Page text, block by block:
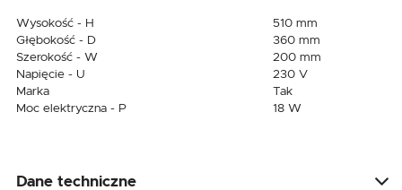
Wysokość - H
510 mm
Głębokość - D
360 mm
Szerokość - W
200 mm
Napięcie - U
230 V
Marka
Tak
Moc elektryczna - P
18 W
Dane techniczne